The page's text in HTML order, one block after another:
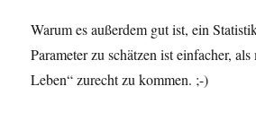
Warum es außerdem gut ist, ein
Parameter zu schätzen ist einfacher,
Leben“ zurecht zu kommen. ;-)